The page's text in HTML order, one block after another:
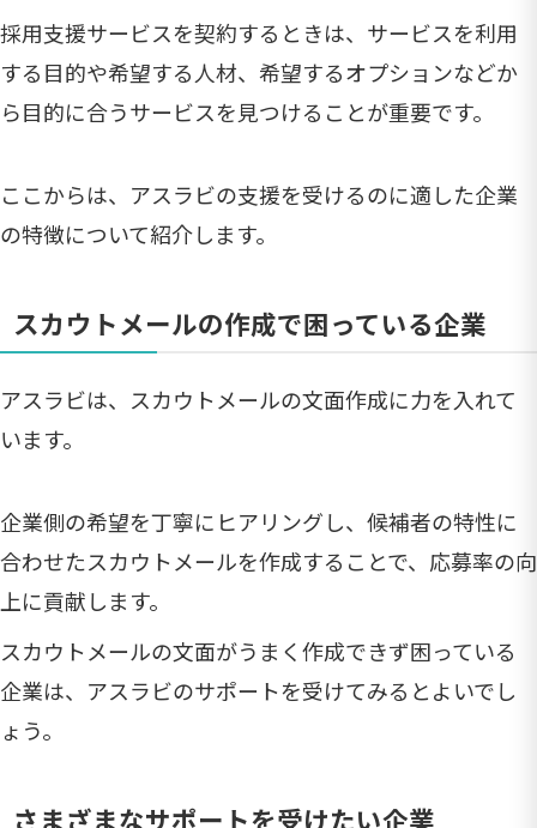
採用支援サービスを契約するときは、サービスを利用
する目的や希望する人材、希望するオプションなどか
ら目的に合うサービスを見つけることが重要です。
ここからは、アスラビの支援を受けるのに適した企業
の特徴について紹介します。
スカウトメールの作成で困っている企業
アスラビは、スカウトメールの文面作成に力を入れて
います。
企業側の希望を丁寧にヒアリングし、候補者の特性に
合わせたスカウトメールを作成することで、応募率の向
上に貢献します。
スカウトメールの文面がうまく作成できず困っている
企業は、アスラビのサポートを受けてみるとよいでし
ょう。
さまざまなサポートを受けたい企業